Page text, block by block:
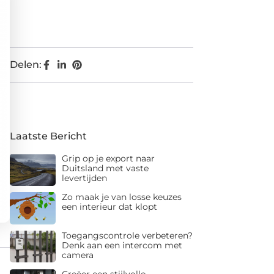
Delen:
Laatste Bericht
Grip op je export naar
Duitsland met vaste
levertijden
Zo maak je van losse keuzes
een interieur dat klopt
Toegangscontrole verbeteren?
Denk aan een intercom met
camera